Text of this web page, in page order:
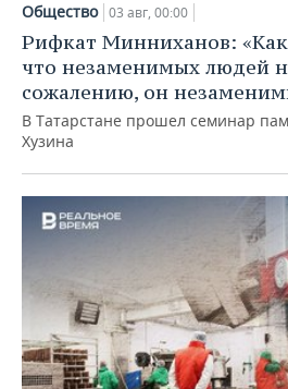
Общество 03 авг, 00:00
Рифкат Минниханов:
что незаменимых людей
сожалению, он
В Татарстане прошел семинар
Хузина